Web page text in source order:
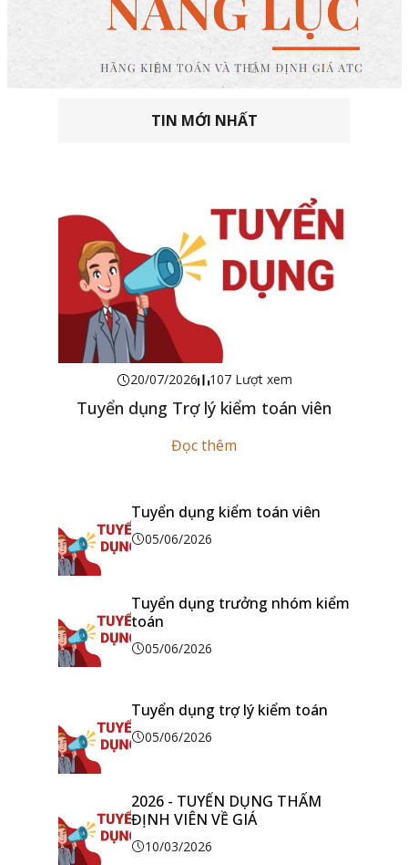
TIN MỚI NHẤT
20/07/2026 107 Lượt xem
Tuyển dụng Trợ lý kiểm toán viên
Đọc thêm
Tuyển dụng kiểm toán viên
05/06/2026
Tuyển dụng trưởng nhóm kiểm
toán
05/06/2026
Tuyển dụng trợ lý kiểm toán
05/06/2026
2026 - TUYỂN DỤNG THẨM
ĐỊNH VIÊN VỀ GIÁ
10/03/2026